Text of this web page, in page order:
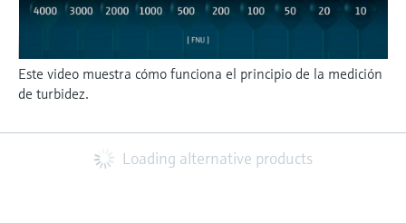
Este video muestra cómo funciona el principio de la medición
de turbidez.
Loading alternative products